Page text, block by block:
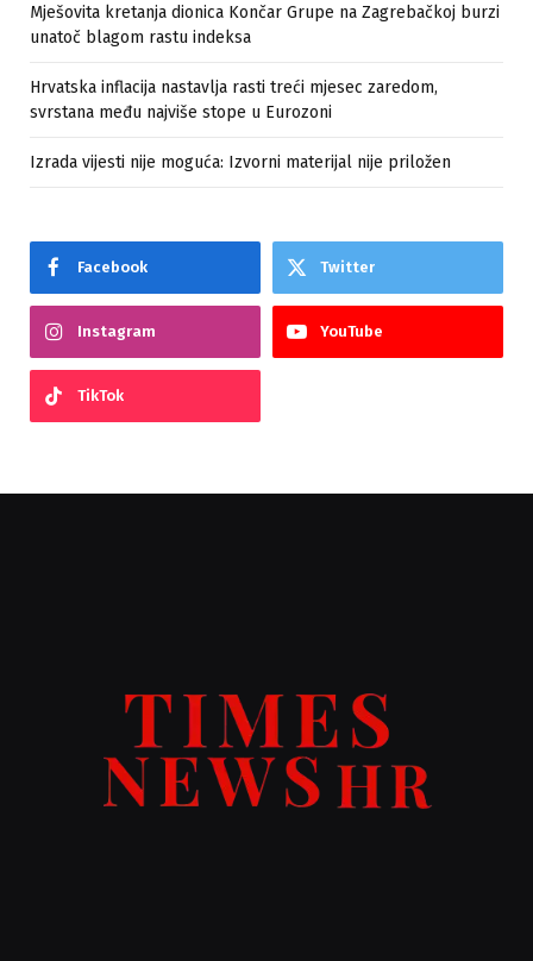
Mješovita kretanja dionica Končar Grupe na Zagrebačkoj burzi
unatoč blagom rastu indeksa
Hrvatska inflacija nastavlja rasti treći mjesec zaredom,
svrstana među najviše stope u Eurozoni
Izrada vijesti nije moguća: Izvorni materijal nije priložen
Facebook Twitter
Instagram YouTube
TikTok